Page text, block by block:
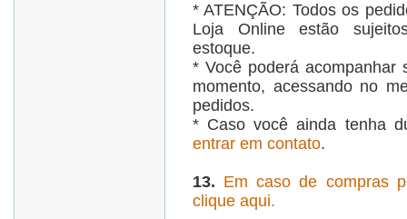
* ATENÇÃO: Todos os
Loja Online estão
estoque.
* Você poderá acompanhar
momento, acessando no
pedidos.
* Caso você ainda tenha
entrar em contato.
13. Em caso de compras
clique aqui.